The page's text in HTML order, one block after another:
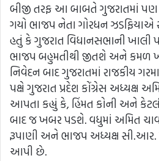
બીજી તરફ આ બાબતે ગુજરાતમાં પણ
ગયો ભાજપ નેતા ગોરધન ઝડફિયાએ
હતું કે ગુજરાત વિધાનસભાની
ભાજપ બહુમતીથી જીતશે અને કમળ
નિવેદન બાદ ગુજરાતમાં રાજકીય
પક્ષે ગુજરાત પ્રદેશ કોંગ્રેસ અધ્યક્ષ
આપતા કહ્યું કે, હિંમત કોની અને
બાદ જ ખબર પડશે. વધુમાં અમિત
રૂપાણી અને ભાજપ અધ્યક્ષ
આપી છે.